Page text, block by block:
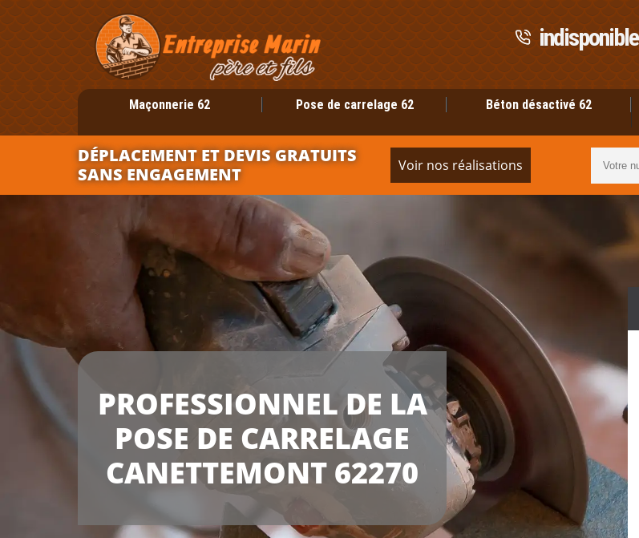
indisponible
Maçonnerie 62 Pose de carrelage 62 Béton désactivé 62
DÉPLACEMENT ET DEVIS GRATUITS
SANS ENGAGEMENT
Voir nos réalisations
PROFESSIONNEL DE LA
POSE DE CARRELAGE
CANETTEMONT 62270